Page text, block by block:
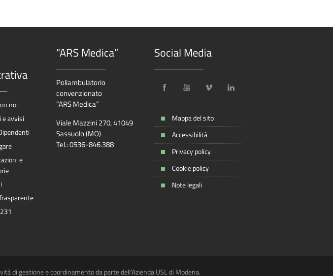
noi
e avvisi
e
“ARS Medica”
Poliambulatorio
convenzionato
“ARS Medica”
Viale Mazzini 270, 41049
Sassuolo (MO)
Tel.: 0536-846.388
Social Media
Mappa del sito
Accessibilità
Privacy policy
Cookie policy
Note legali
di gestione e coordinamento da parte dell'Azienda USL di Modena.